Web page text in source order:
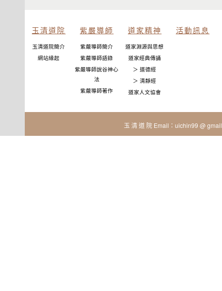
玉清道院
玉清道院簡介
網站緣起
紫嚴導師
紫嚴導師簡介
紫嚴導師語錄
紫嚴導師說谷神心
法
紫嚴導師著作
道家精神
道家淵源與思想
道家經典傳誦
＞ 道德經
＞ 清靜經
道家人文協會
活動訊息
玉 清 道 院 Email：uichin99 @